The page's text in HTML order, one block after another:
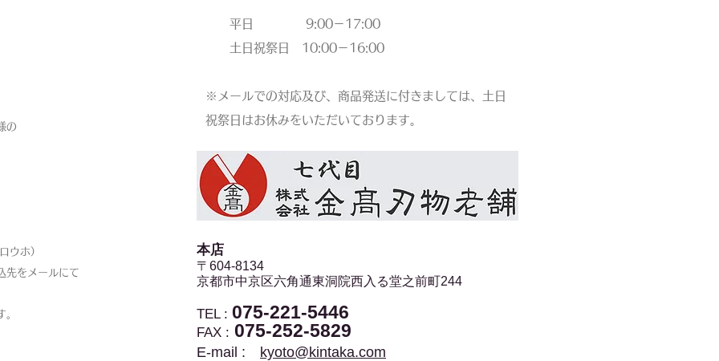
の
ウホ）
先をメールにて
平日 9:00－17:00
土日祝祭日 10:00－16:00
※メールでの対応及び、商品発送に付きましては、土日
祝祭日はお休みをいただいております。
本店​
〒604-8134
京都市中京区六角通東洞院西入る堂之前町244
TEL : 075-221-5446
FAX : 075-252-5829
E-mail : kyoto@kintaka.com